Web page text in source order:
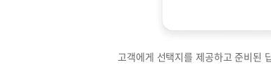
고객에게 선택지를 제공하고 준비된